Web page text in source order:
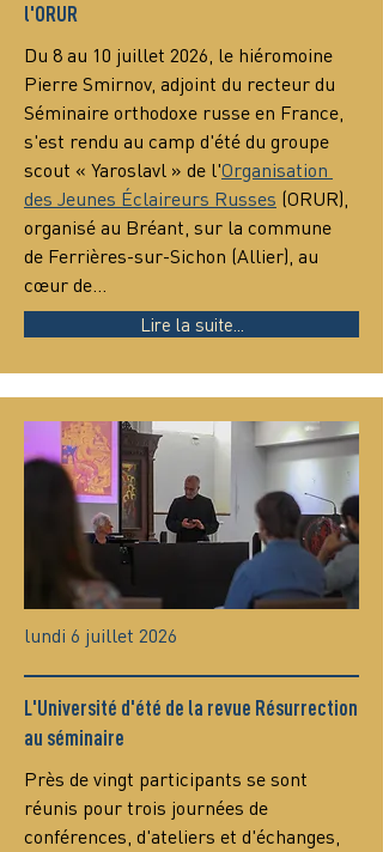
l'ORUR
Du 8 au 10 juillet 2026, le hiéromoine
Pierre Smirnov, adjoint du recteur du
Séminaire orthodoxe russe en France,
s'est rendu au camp d'été du groupe
scout « Yaroslavl » de l'Organisation
des Jeunes Éclaireurs Russes (ORUR),
organisé au Bréant, sur la commune
de Ferrières-sur-Sichon (Allier), au
cœur de…
Lire la suite...
lundi 6 juillet 2026
L'Université d'été de la revue Résurrection
au séminaire
Près de vingt participants se sont
réunis pour trois journées de
conférences, d'ateliers et d'échanges,